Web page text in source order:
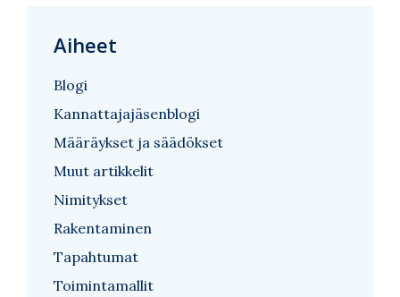
Aiheet
Blogi
Kannattajajäsenblogi
Määräykset ja säädökset
Muut artikkelit
Nimitykset
Rakentaminen
Tapahtumat
Toimintamallit